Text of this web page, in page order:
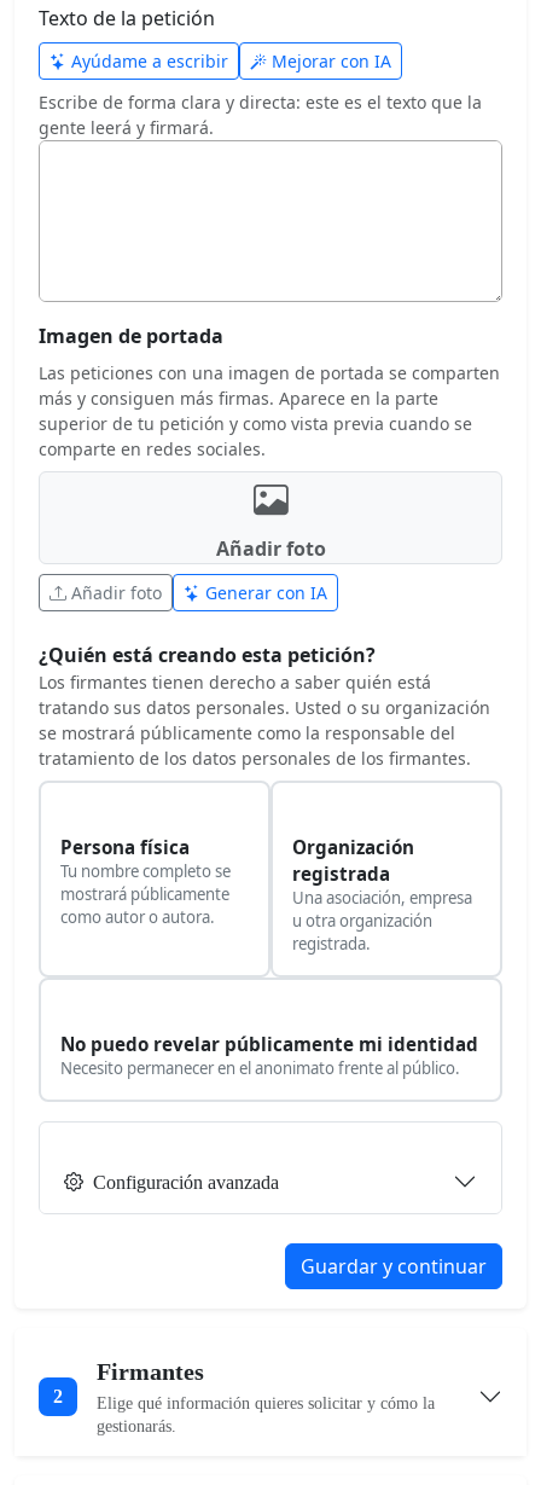
Texto de la petición
Ayúdame a escribir
Mejorar con IA
Escribe de forma clara y directa: este es el texto que la
gente leerá y firmará.
Imagen de portada
Las peticiones con una imagen de portada se comparten
más y consiguen más firmas. Aparece en la parte
superior de tu petición y como vista previa cuando se
comparte en redes sociales.
Añadir foto
Añadir foto Generar con IA
¿Quién está creando esta petición?
Los firmantes tienen derecho a saber quién está
tratando sus datos personales. Usted o su organización
se mostrará públicamente como la responsable del
tratamiento de los datos personales de los firmantes.
Persona física
Tu nombre completo se
mostrará públicamente
como autor o autora.
Organización
registrada
Una asociación, empresa
u otra organización
registrada.
No puedo revelar públicamente mi identidad
Necesito permanecer en el anonimato frente al público.
Configuración avanzada
Guardar y continuar
2
Firmantes
Elige qué información quieres solicitar y cómo la
gestionarás.